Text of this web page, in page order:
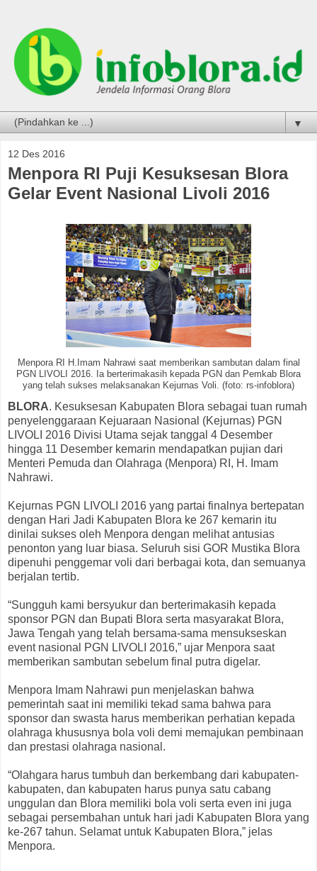
▼
12 Des 2016
Menpora RI Puji Kesuksesan Blora
Gelar Event Nasional Livoli 2016
Menpora RI H.Imam Nahrawi saat memberikan sambutan dalam final
PGN LIVOLI 2016. Ia berterimakasih kepada PGN dan Pemkab Blora
yang telah sukses melaksanakan Kejurnas Voli. (foto: rs-infoblora)
BLORA. Kesuksesan Kabupaten Blora sebagai tuan rumah
penyelenggaraan Kejuaraan Nasional (Kejurnas) PGN
LIVOLI 2016 Divisi Utama sejak tanggal 4 Desember
hingga 11 Desember kemarin mendapatkan pujian dari
Menteri Pemuda dan Olahraga (Menpora) RI, H. Imam
Nahrawi.
Kejurnas PGN LIVOLI 2016 yang partai finalnya bertepatan
dengan Hari Jadi Kabupaten Blora ke 267 kemarin itu
dinilai sukses oleh Menpora dengan melihat antusias
penonton yang luar biasa. Seluruh sisi GOR Mustika Blora
dipenuhi penggemar voli dari berbagai kota, dan semuanya
berjalan tertib.
“Sungguh kami bersyukur dan berterimakasih kepada
sponsor PGN dan Bupati Blora serta masyarakat Blora,
Jawa Tengah yang telah bersama-sama mensukseskan
event nasional PGN LIVOLI 2016,” ujar Menpora saat
memberikan sambutan sebelum final putra digelar.
Menpora Imam Nahrawi pun menjelaskan bahwa
pemerintah saat ini memiliki tekad sama bahwa para
sponsor dan swasta harus memberikan perhatian kepada
olahraga khususnya bola voli demi memajukan pembinaan
dan prestasi olahraga nasional.
“Olahgara harus tumbuh dan berkembang dari kabupaten-
kabupaten, dan kabupaten harus punya satu cabang
unggulan dan Blora memiliki bola voli serta even ini juga
sebagai persembahan untuk hari jadi Kabupaten Blora yang
ke-267 tahun. Selamat untuk Kabupaten Blora,” jelas
Menpora.